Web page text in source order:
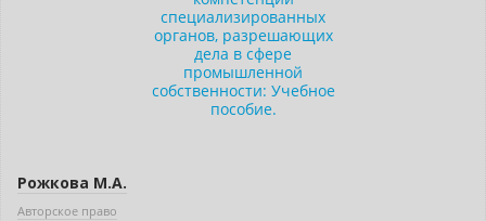
Рожкова М.А.
Авторское право